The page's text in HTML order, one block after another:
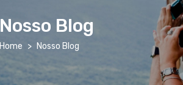
Nosso Blog
Home Nosso Blog